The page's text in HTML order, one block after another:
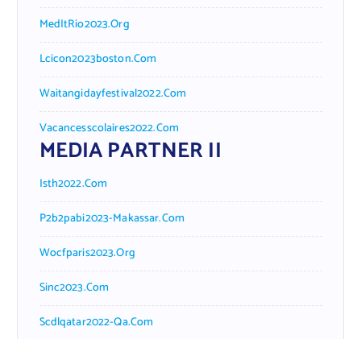
MedItRio2023.org
Lcicon2023boston.com
Waitangidayfestival2022.com
Vacancesscolaires2022.com
MEDIA PARTNER II
Isth2022.com
P2b2pabi2023-Makassar.com
Wocfparis2023.org
Sinc2023.com
Scdlqatar2022-Qa.com